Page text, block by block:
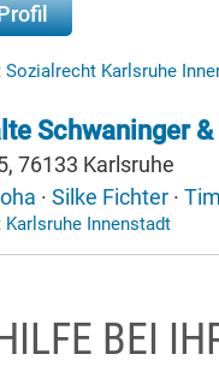
Sozialrecht Karlsruhe
Schwaninger
76133 Karlsruhe
· Silke Fichter ·
Karlsruhe Innenstadt
BEI